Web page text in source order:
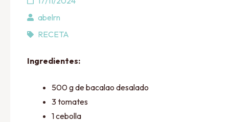
abelrn
RECETA
Ingredientes:
500 g de bacalao desalado
3 tomates
1 cebolla